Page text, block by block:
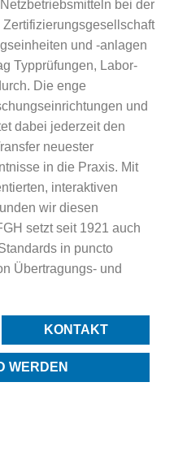
bei der
und -anlagen
Typprüfungen, Labor-
Die enge
und
dabei jederzeit den
neuester
in die Praxis. Mit
interaktiven
wir diesen
setzt seit 1921 auch
in puncto
Übertragungs- und
KONTAKT
WERDEN